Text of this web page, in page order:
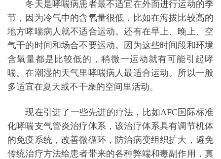
冬天是哮喘病患者最不适宜在外面进行运动的季
节，因为冷气中的含氧量很低，比如在海拔比较高的
地方哮喘病人就不适合运动。还有在早上、晚上、空
气干的时间和场合不要运动。因为这些时间段和环境
含氧量都是比较低的，稍微一运动就有可能引起哮
喘。在潮湿的天气里哮喘病人最适合运动。所以一般
多适宜在夏天或不干燥的空间里活动。
现在引进了一些先进的疗法，比如AFC国际标准
化哮喘支气管炎治疗体系，该治疗体系具有调节机体
的免疫系统，改善微循环，防治病变组织扩大，避免
传统治疗方法给患者带来的各种弊端和毒副作用，真